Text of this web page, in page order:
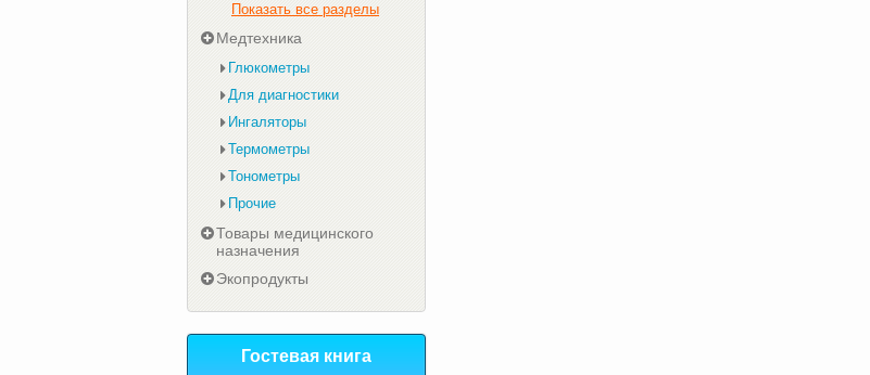
Показать все разделы
Медтехника
Глюкометры
Для диагностики
Ингаляторы
Термометры
Тонометры
Прочие
Товары медицинского
назначения
Экопродукты
Гостевая книга